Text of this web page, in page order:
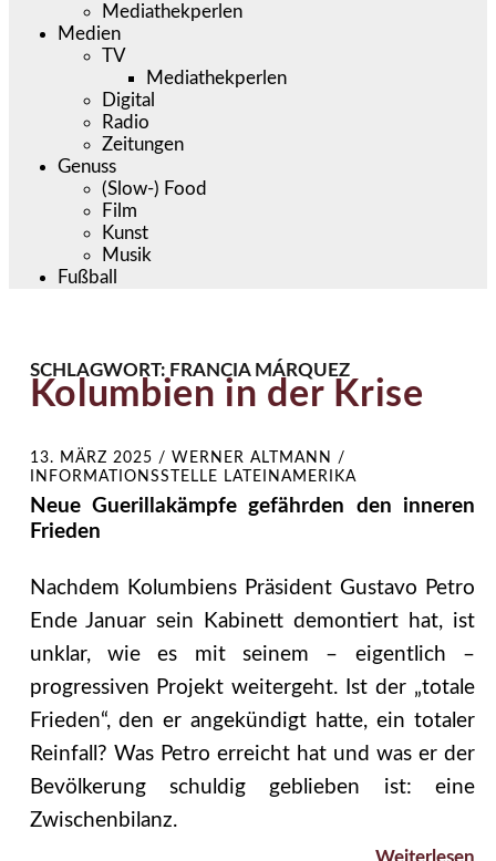
Mediathekperlen
Medien
TV
Mediathekperlen
Digital
Radio
Zeitungen
Genuss
(Slow-) Food
Film
Kunst
Musik
Fußball
SCHLAGWORT: FRANCIA MÁRQUEZ
Kolumbien in der Krise
13. MÄRZ 2025 / WERNER ALTMANN /
INFORMATIONSSTELLE LATEINAMERIKA
Neue Guerillakämpfe gefährden den inneren
Frieden
Nachdem Kolumbiens Präsident Gustavo Petro
Ende Januar sein Kabinett demontiert hat, ist
unklar, wie es mit seinem – eigentlich –
progressiven Projekt weitergeht. Ist der „totale
Frieden“, den er angekündigt hatte, ein totaler
Reinfall? Was Petro erreicht hat und was er der
Bevölkerung schuldig geblieben ist: eine
Zwischenbilanz.
Weiterlesen